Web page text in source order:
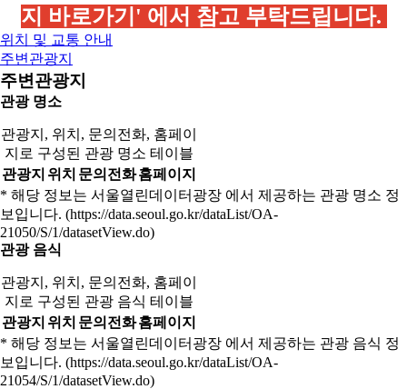
지 바로가기' 에서 참고 부탁드립니다.
위치 및 교통 안내
주변관광지
주변관광지
관광 명소
관광지, 위치, 문의전화, 홈페이
지로 구성된 관광 명소 테이블
관광지 위치 문의전화홈페이지
* 해당 정보는 서울열린데이터광장 에서 제공하는 관광 명소 정
보입니다. (https://data.seoul.go.kr/dataList/OA-
21050/S/1/datasetView.do)
관광 음식
관광지, 위치, 문의전화, 홈페이
지로 구성된 관광 음식 테이블
관광지 위치 문의전화홈페이지
* 해당 정보는 서울열린데이터광장 에서 제공하는 관광 음식 정
보입니다. (https://data.seoul.go.kr/dataList/OA-
21054/S/1/datasetView.do)